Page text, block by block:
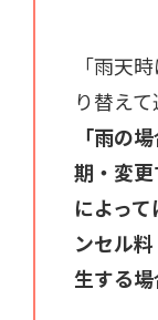
「雨天
り替え
「雨の
期・変
によっ
ンセル
生する場